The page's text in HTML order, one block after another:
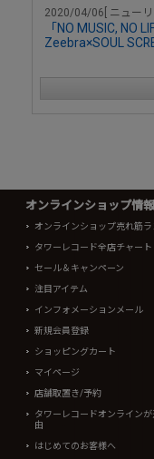
2020/04/06[ ニューリ
「NO MUSIC, NO
Zeebra×SOUL
オンラインショップ情報
オンラインショップ売れ筋
タワーレコード全店チャート
セール＆キャンペーン
注目アイテム
インフォメーションメール
新規会員登録
ショッピングカート
マイページ
店舗取置き/予約
タワーレコードオンライン
由
はじめてのお客様へ